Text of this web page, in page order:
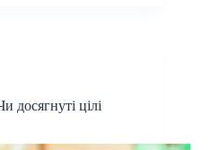
досягнуті цілі